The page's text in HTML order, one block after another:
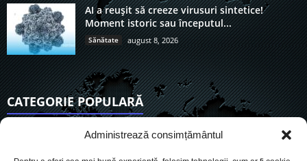
Administrează consimțământul
AI a reușit să creeze virusuri sintetice!
Moment istoric sau începutul...
Sănătate august 8, 2026
CATEGORIE POPULARĂ
6917